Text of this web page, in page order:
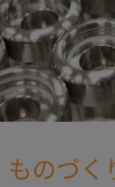
ものづく